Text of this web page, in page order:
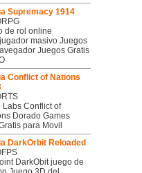
Supremacy 1914
de rol online
masivo Juegos
Juegos Gratis
Conflict of Nations
Labs Conflict of
Dorado Games
para Movil
DarkOrbit Reloaded
DarkObit juego de